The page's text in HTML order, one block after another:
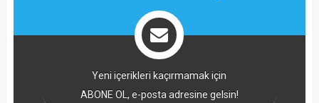
Yeni içerikleri kaçırmamak için
ABONE OL, e-posta adresine gelsin!